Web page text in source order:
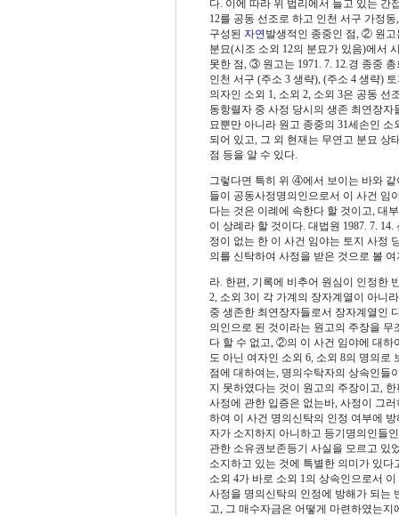
다. 이에 따라 위 법리에서 들고 있는
12를 공동 선조로 하고 인천 서구 가정
구성된 자연 발생적인 종중인 점, ② 원고
분묘(시조 소외 12의 분묘가 있음)에서
못한 점, ③ 원고는 1971. 7. 12.경 종중
인천 서구 (주소 3 생략), (주소 4 생략)
의자인 소외 1, 소외 2, 소외 3은 공동 선
동항렬자 중 사정 당시의 생존 최연장
묘뿐만 아니라 원고 종중의 31세손인
되어 있고, 그 외 현재는 무연고 분묘 상
점 등을 알 수 있다.
그렇다면 특히 위 ④에서 보이는 바와
들이 공동사정명의인으로서 이 사건 임
다는 것은 이례에 속한다 할 것이고, 대
이 상례라 할 것이다. 대법원 1987. 7.
정이 없는 한 이 사건 임야는 토지 사정
의를 신탁하여 사정을 받은 것으로 볼
라. 한편, 기록에 비추어 원심이 인정한
2, 소외 3이 각 가계의 장자계열이 아니
중 생존한 최연장자들로서 장자계열인
의인으로 된 것이라는 원고의 주장을
다 할 수 없고, ②의 이 사건 임야에 대하
도 아닌 여자인 소외 6, 소외 8의 명의
점에 대하여는, 명의수탁자의 상속인들
지 못하였다는 것이 원고의 주장이고,
사정에 관한 입증은 없는바, 사정이 그
하여 이 사건 명의신탁의 인정 여부에
자가 소지하지 아니하고 등기명의인들
관한 소유권보존등기 사실을 모르고 있
소지하고 있는 것에 특별한 의미가 있
소외 4가 바로 소외 1의 상속인으로서
사정을 명의신탁의 인정에 방해가 되는
고, 그 매수자금은 어떻게 마련하였는